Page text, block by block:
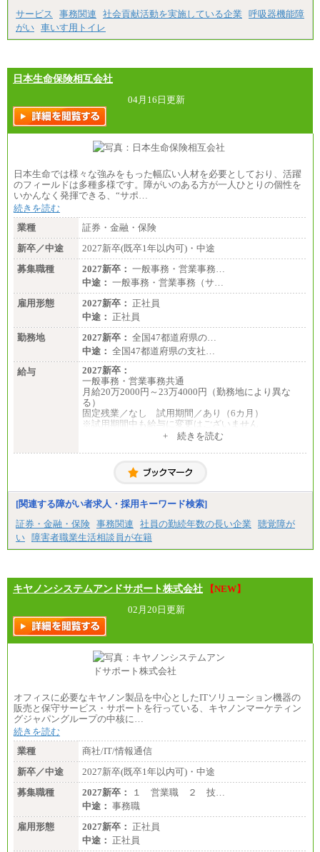
間に応じて、時間外手当等を支給。
エリアサポート職 月給188,000円
■（株）JTBグローバルマーケティング＆トラベル
訪日事業職 月給202,000～227,000円＋地域間調整
給
※詳細はJTBキャリアサイトよりご確認ください。
■(株)JTBビジネストランスフォーム
総合職 月給205,000～225,000円＋地域間調整給
※詳細はJTBキャリアサイトよりご確認ください。
■(株)JTBデータサービス ※2027年新卒募集終了
※詳細はJTBキャリアサイトよりご確認ください。
■I&Jデジタルイノベーション(株)
総合職 月給224,500～242,600円＋地域手当
※詳細はJTBキャリアサイトよりご確認ください。
＜有期社員コース＞
■(株)JTBビジネストランスフォーム
有期契約職 月給185,000～195,000円
※詳細はJTBキャリアサイトよりご確認ください。
■(株)JTBパブリッシング ※2027年新卒募集終了
総合職 月給241,000円
中途：
①月給227,000円以上
②月給212,000円以上
③月給172,500円以上
④月給23万円～37万円
⑤月給20万円～25万円
⑥月給33万円～48万円
⑦月給271,000円以上
⑧～⑮月給200,000円〜月給400,000円
⑯月給185,000円以上
⑱月給212,000円以上
以上
⑳月給205,000円以上
㉑月給185,000 円以上
㉒月給185,000 円以上
㉓月給224,500円以上
※全コース共通※ 能力・経験・勤務地などにより
サービス
事務関連 社会貢献活動を実施している企業
呼吸器機能障
がい 車いす用トイレ
日本生命保険相互会社
04月16日更新
日本生命では様々な強みをもった幅広い人材を必要としており、活躍
のフィールドは多種多様です。障がいのある方が一人ひとりの個性を
いかんなく発揮できる、“サポ…
続きを読む
業種
証券・金融・保険
新卒／中途
2027新卒(既卒1年以内可)・中途
募集職種
2027新卒： 一般事務・営業事務…
中途： 一般事務・営業事務（サ…
雇用形態
2027新卒： 正社員
中途： 正社員
勤務地
2027新卒： 全国47都道府県の…
中途： 全国47都道府県の支社…
給与
2027新卒：
一般事務・営業事務共通
月給20万2000円～23万4000円（勤務地により異な
る）
固定残業／なし 試用期間／あり（6カ月）
※試用期間中も給与に変更はございません
月給20万2000円～23万4000円（勤務地により異な
固定残業／なし 試用期間／あり（6か月）
+ 続きを読む
[関連する障がい者求人・採用キーワード検索]
証券・金融・保険 事務関連 社員の勤続年数の長い企業
聴覚障が
い 障害者職業生活相談員が在籍
キヤノンシステムアンドサポート株式会社
【NEW】
02月20日更新
オフィスに必要なキヤノン製品を中心としたITソリューション機器の
販売と保守サービス・サポートを行っている、キヤノンマーケティン
グジャパングループの中核に…
続きを読む
業種
商社/IT/情報通信
新卒／中途
2027新卒(既卒1年以内可)・中途
募集職種
2027新卒：
１ 営業職 ２ 技…
中途： 事務職
雇用形態
2027新卒： 正社員
中途： 正社員